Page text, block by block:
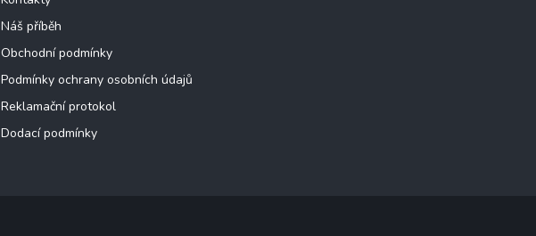
Náš příběh
Obchodní podmínky
Podmínky ochrany osobních údajů
Reklamační protokol
Dodací podmínky